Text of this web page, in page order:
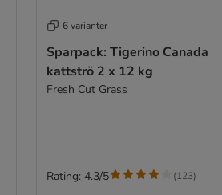
6 varianter
Sparpack: Tigerino Canada
kattströ 2 x 12 kg
Fresh Cut Grass
Rating: 4.3/5 (123)